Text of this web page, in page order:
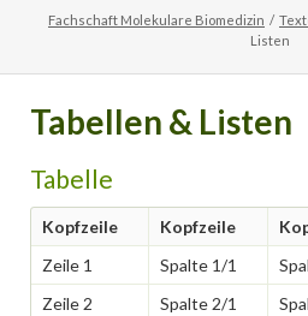
Fachschaft Molekulare Biomedizin
Listen
Tabellen & Listen
Tabelle
Kopfzeile Kopfzeile
Zeile 1 Spalte 1/1
Zeile 2
Spalte 2/1